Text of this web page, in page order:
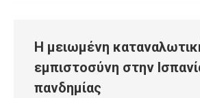
Η μειωμένη
εμπιστοσύνη στην
πανδημίας